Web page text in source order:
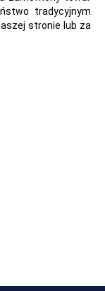
tradycyjnym
stronie lub za